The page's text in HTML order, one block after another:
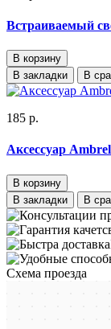
Встраиваемый
В корзину
В закладки
В
185 р.
Аксессуар
В корзину
В закладки
В
Схема проезда